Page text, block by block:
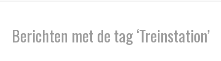
Berichten met de tag ‘Treinstation’